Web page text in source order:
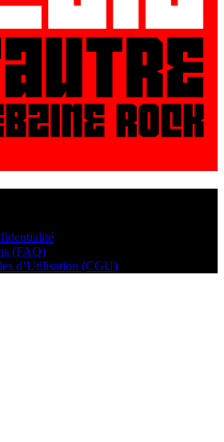
(FAQ)
d’Utilisation (CGU)